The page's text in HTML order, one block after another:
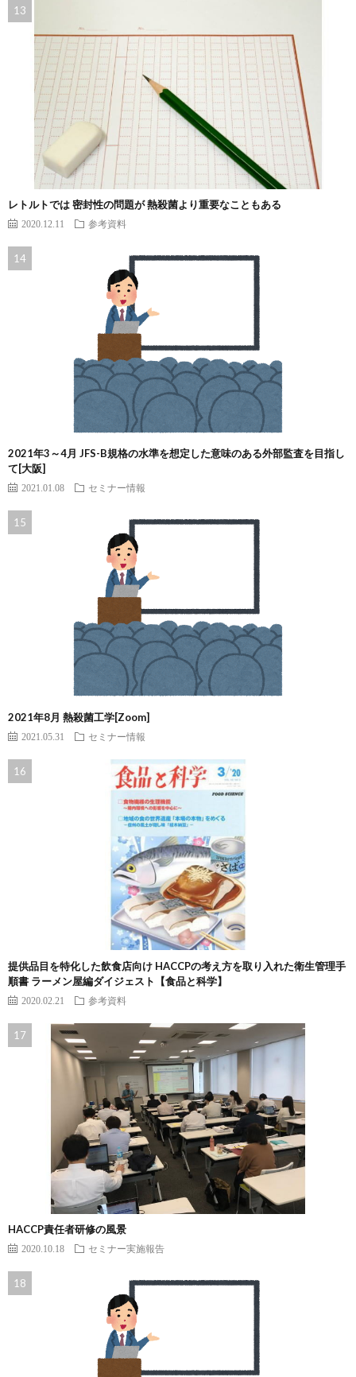
レトルトでは 密封性の問題が 熱殺菌より重要なこともある
2020.12.11 参考資料
2021年3～4月 JFS-B規格の水準を想定した意味のある外部監査を目指し
て[大阪]
2021.01.08 セミナー情報
2021年8月 熱殺菌工学[Zoom]
2021.05.31 セミナー情報
提供品目を特化した飲食店向け HACCPの考え方を取り入れた衛生管理手
順書 ラーメン屋編ダイジェスト【食品と科学】
2020.02.21 参考資料
HACCP責任者研修の風景
2020.10.18 セミナー実施報告